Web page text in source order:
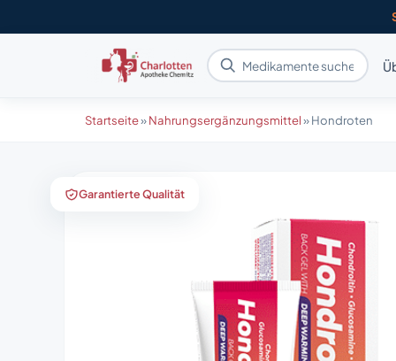
Startseite»Nahrungsergänzungsmittel»Hondroten
Garantierte Qualität